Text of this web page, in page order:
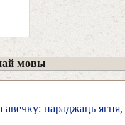
мовы
авечку: нараджаць ягня,